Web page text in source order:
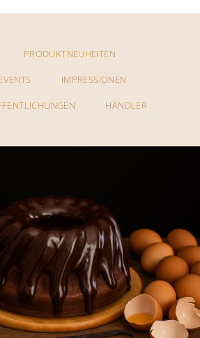
PRODUKTNEUHEITEN
IMPRESSIONEN
HÄNDLER